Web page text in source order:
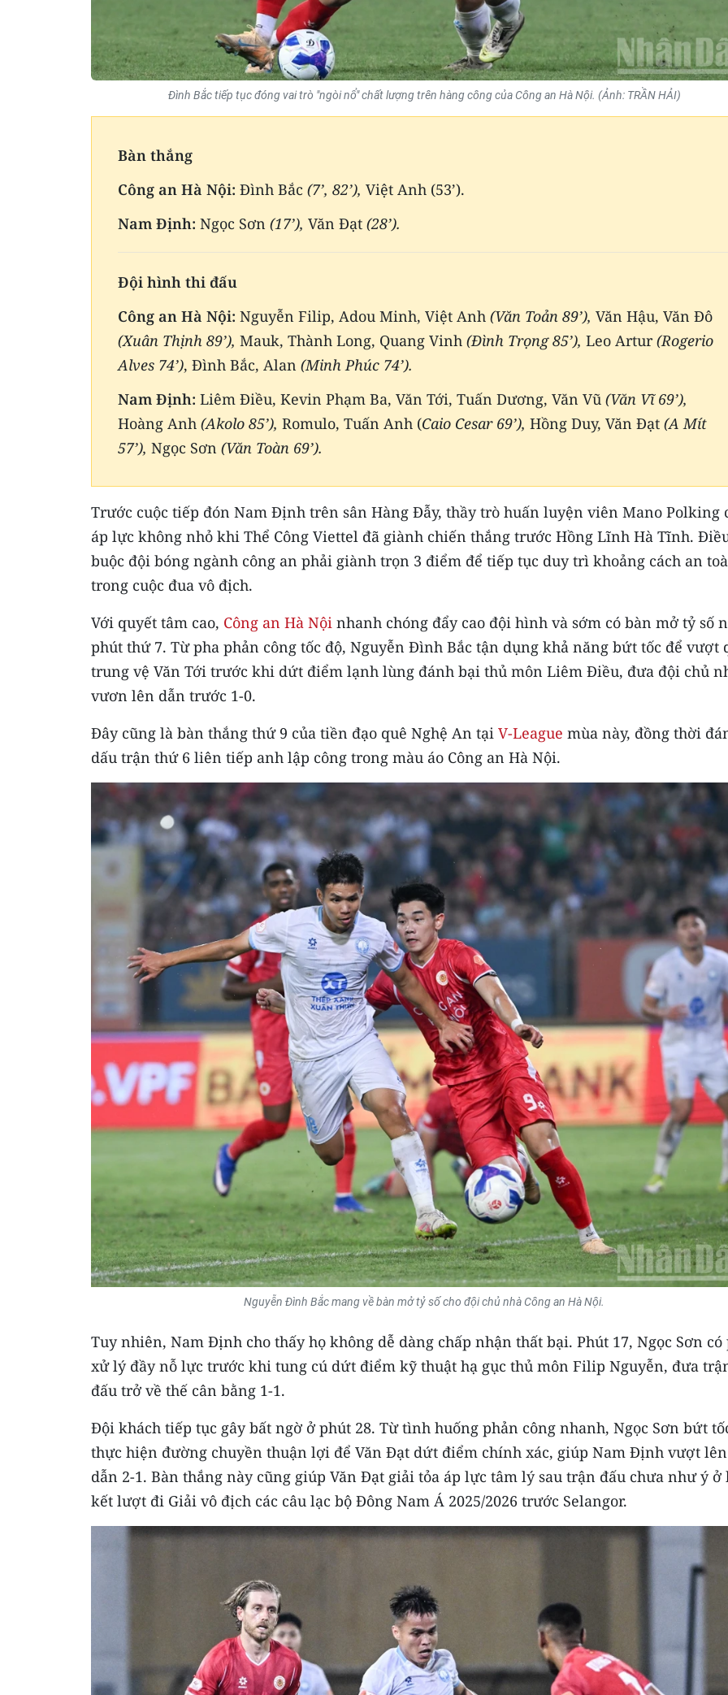
Đình Bắc tiếp tục đóng vai trò "ngòi nổ" chất lượng trên hàng công của Công an Hà Nội. (Ảnh: TRẦN HẢI)
Bàn thắng
Công an Hà Nội: Đình Bắc (7’, 82’), Việt Anh (53’).
Nam Định: Ngọc Sơn (17’), Văn Đạt (28’).
Đội hình thi đấu
Công an Hà Nội: Nguyễn Filip, Adou Minh, Việt Anh (Văn Toản 89’), Văn Hậu, Văn Đô
(Xuân Thịnh 89’), Mauk, Thành Long, Quang Vinh (Đình Trọng 85’), Leo Artur(Rogerio
Alves 74’), Đình Bắc, Alan (Minh Phúc 74’).
Nam Định: Liêm Điều, Kevin Phạm Ba, Văn Tới, Tuấn Dương, Văn Vũ (Văn Vĩ 69’),
Hoàng Anh (Akolo 85’), Romulo, Tuấn Anh (Caio Cesar 69’), Hồng Duy, Văn Đạt (A Mít
57’), Ngọc Sơn (Văn Toàn 69’).
​Trước cuộc tiếp đón Nam Định trên sân Hàng Đẫy, thầy trò huấn luyện viên Mano Polking
áp lực không nhỏ khi Thể Công Viettel đã giành chiến thắng trước Hồng Lĩnh Hà Tĩnh.
buộc đội bóng ngành công an phải giành trọn 3 điểm để tiếp tục duy trì khoảng cách an
trong cuộc đua vô địch.
Với quyết tâm cao, Công an Hà Nội nhanh chóng đẩy cao đội hình và sớm có bàn mở tỷ số
phút thứ 7. Từ pha phản công tốc độ, Nguyễn Đình Bắc tận dụng khả năng bứt tốc để vượt
trung vệ Văn Tới trước khi dứt điểm lạnh lùng đánh bại thủ môn Liêm Điều, đưa đội chủ
vươn lên dẫn trước 1-0.
Đây cũng là bàn thắng thứ 9 của tiền đạo quê Nghệ An tại V-League mùa này, đồng thời
dấu trận thứ 6 liên tiếp anh lập công trong màu áo Công an Hà Nội.
Nguyễn Đình Bắc mang về bàn mở tỷ số cho đội chủ nhà Công an Hà Nội.
Tuy nhiên, Nam Định cho thấy họ không dễ dàng chấp nhận thất bại. Phút 17, Ngọc Sơn có
xử lý đầy nỗ lực trước khi tung cú dứt điểm kỹ thuật hạ gục thủ môn Filip Nguyễn, đưa
đấu trở về thế cân bằng 1-1.
Đội khách tiếp tục gây bất ngờ ở phút 28. Từ tình huống phản công nhanh, Ngọc Sơn bứt
thực hiện đường chuyền thuận lợi để Văn Đạt dứt điểm chính xác, giúp Nam Định vượt lên
dẫn 2-1. Bàn thắng này cũng giúp Văn Đạt giải tỏa áp lực tâm lý sau trận đấu chưa như ý ở
kết lượt đi Giải vô địch các câu lạc bộ Đông Nam Á 2025/2026 trước Selangor.